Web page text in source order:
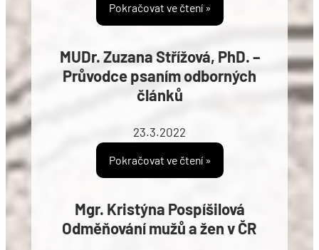
Pokračovat ve čtení »
MUDr. Zuzana Střížová, PhD. –
Průvodce psaním odborných
článků
23.3.2022
Pokračovat ve čtení »
Mgr. Kristýna Pospíšilová
Odměňování mužů a žen v ČR